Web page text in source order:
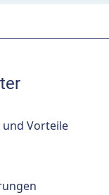
und Vorteile